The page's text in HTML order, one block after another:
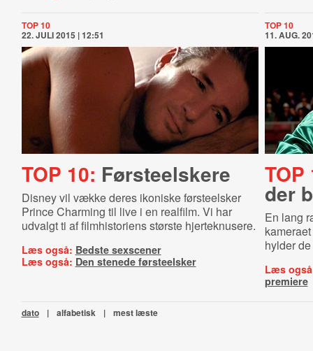
TOP 10
22. JULI 2015 | 12:51
TOP 10: Førsteelskere
Disney vil vække deres ikoniske førsteelsker
Prince Charming til live i en realfilm. Vi har
udvalgt ti af filmhistoriens største hjerteknusere.
Læs også: Bedste sexscener
Læs også: Den stenede førsteelsker
TOP 10
11. AUG.
TOP
der
En lang
hylder
Læs
premiere
dato | alfabetisk | mest læste